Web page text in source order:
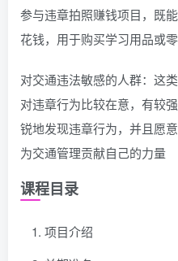
参与违章拍照赚钱项目，既
花钱，用于购买学习用品或
对交通违法敏感的人群：这
对违章行为比较在意，有较
锐地发现违章行为，并且愿
为交通管理贡献自己的力量
课程目录
项目介绍